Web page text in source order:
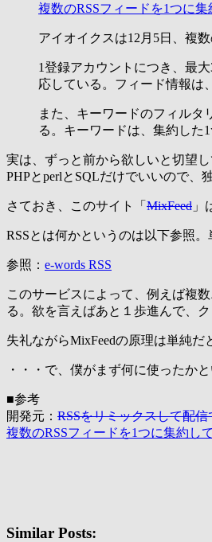
複数のRSSフィードを1つに集
アイオイクスは12月5日、複
1登録アカウントにつき、最
応している。フィード情報は
また、キーワードのフィルタ
る。キーワードは、集約した
実は、ずっと前から欲しいと切望
PHPとperlとSQLだけでいいので、
さておき、このサイト「 MixFeed 」
RSSとは何かというのは以下参照
参照： e-words RSS
このサービスによって、例えば複
る。欲を言えばあと１歩進んで、
失礼ながらMixFeedの原理は単純
・・・で、僕がまず何に使ったかと
■参考
開発元： RSSをリミックスして配
複数のRSSフィードを1つに集約し
Similar Posts: